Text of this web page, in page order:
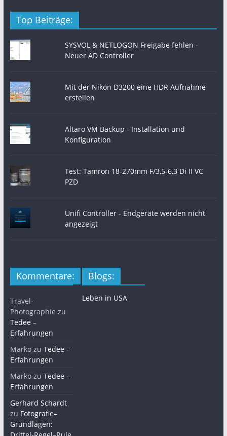
Top Beiträge:
SYSVOL & NETLOGON Freigabe fehlen -
Neuer AD Controller
Mit der Nikon D3200 eine HDR Aufnahme
erstellen
Altaro VM Backup - Installation und
Konfiguration
Test: Tamron 18-270mm F/3,5-6,3 Di II VC
PZD
Unifi Controller - Endgeräte werden nicht
angezeigt
Kommentare:
Travel-
Photographie zu
Tedee –
Erfahrungen
Markozu Tedee –
Erfahrungen
Markozu Tedee –
Erfahrungen
Gerhard Schardt
zu Fotografie–
Grundlagen:
Blogs:
Leben in USA